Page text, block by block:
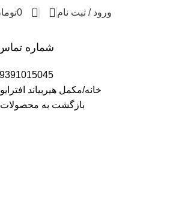
ورود / ثبت نام 0
0
شماره
خانه مکمل هیربیاند افترایو
بازگشت به محصولات